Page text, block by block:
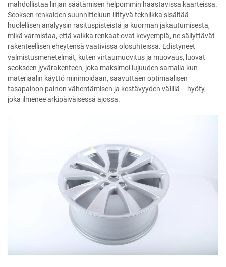
mahdollistaa linjan säätämisen helpommin haastavissa kaarteissa.
Seoksen renkaiden suunnitteluun liittyvä tekniikka sisältää
huolellisen analyysin rasituspisteistä ja kuorman jakautumisesta,
mikä varmistaa, että vaikka renkaat ovat kevyempiä, ne säilyttävät
rakenteellisen eheytensä vaativissa olosuhteissa. Edistyneet
valmistusmenetelmät, kuten virtaumuovitus ja muovaus, luovat
seokseen jyvärakenteen, joka maksimoi lujuuden samalla kun
materiaalin käyttö minimoidaan, saavuttaen optimaalisen
tasapainon painon vähentämisen ja kestävyyden välillä – hyöty,
joka ilmenee arkipäiväisessä ajossa.